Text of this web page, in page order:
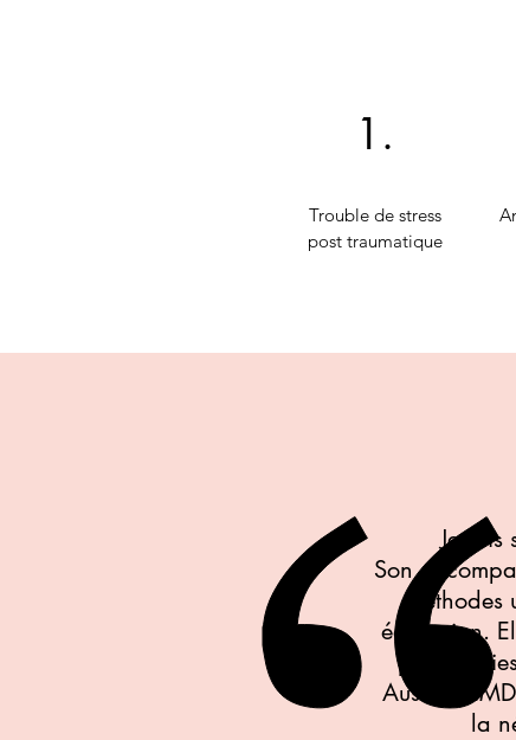
1.
Trouble de stress
post traumatique
Je
Son
méthodes
éducation.
Aussi,
la